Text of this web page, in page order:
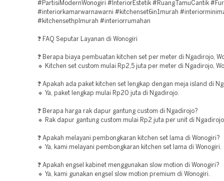
#PartisiModernWonogiri #InteriorEstetik #RuangTamuCantik
#interiorkamarwarnawarni #kitchenset6in1murah
#kitchensethplmurah #interiorrumahan
❓ FAQ Seputar Layanan di Wonogiri
❓ Berapa biaya pembuatan kitchen set per meter di Ngadirojo,
🔹 Kitchen set custom mulai Rp2,5 juta per meter di Ngadirojo,
❓ Apakah ada paket kitchen set lengkap dengan meja island di
🔹 Ya, paket lengkap mulai Rp20 juta di Ngadirojo.
❓ Berapa harga rak dapur gantung custom di Ngadirojo?
🔹 Rak dapur gantung custom mulai Rp2 juta per unit di
❓ Apakah melayani pembongkaran kitchen set lama di Wonogiri?
🔹 Ya, kami melayani pembongkaran kitchen set lama di Wonogiri.
❓ Apakah engsel kabinet menggunakan slow motion di Wonogiri?
🔹 Ya, kami gunakan engsel slow motion premium di Wonogiri.